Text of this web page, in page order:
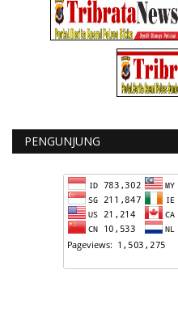
PENGUNJUNG